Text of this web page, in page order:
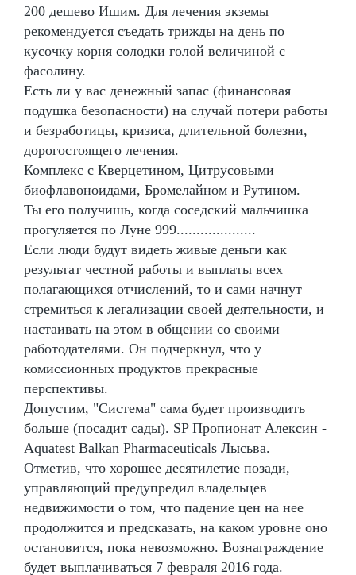
200 дешево Ишим. Для лечения экземы
рекомендуется съедать трижды на день по
кусочку корня солодки голой величиной с
фасолину.
Есть ли у вас денежный запас (финансовая
подушка безопасности) на случай потери работы
и безработицы, кризиса, длительной болезни,
дорогостоящего лечения.
Комплекс с Кверцетином, Цитрусовыми
биофлавоноидами, Бромелайном и Рутином.
Ты его получишь, когда соседский мальчишка
прогуляется по Луне 999....................
Если люди будут видеть живые деньги как
результат честной работы и выплаты всех
полагающихся отчислений, то и сами начнут
стремиться к легализации своей деятельности, и
настаивать на этом в общении со своими
работодателями. Он подчеркнул, что у
комиссионных продуктов прекрасные
перспективы.
Допустим, "Система" сама будет производить
больше (посадит сады). SP Пропионат Алексин -
Aquatest Balkan Pharmaceuticals Лысьва.
Отметив, что хорошее десятилетие позади,
управляющий предупредил владельцев
недвижимости о том, что падение цен на нее
продолжится и предсказать, на каком уровне оно
остановится, пока невозможно. Вознаграждение
будет выплачиваться 7 февраля 2016 года.